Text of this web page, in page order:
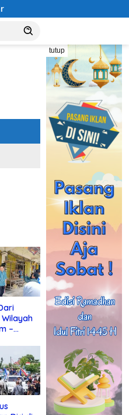
KPU Kotim Ditahan Kejati
tutup
–